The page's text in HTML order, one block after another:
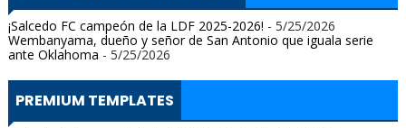
¡Salcedo FC campeón de la LDF 2025-2026! - 5/25/2026
Wembanyama, dueño y señor de San Antonio que iguala serie
ante Oklahoma - 5/25/2026
PREMIUM TEMPLATES